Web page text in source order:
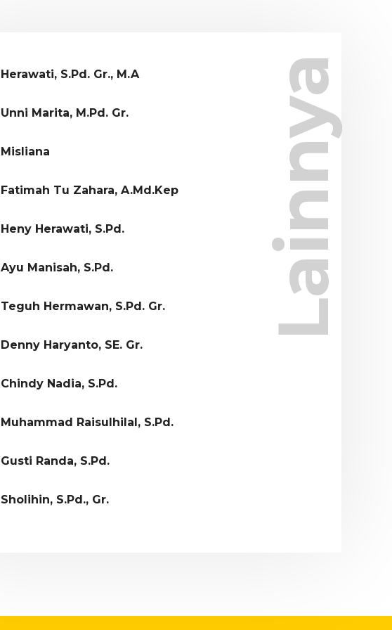
Lainnya
Herawati, S.Pd. Gr., M.A
Unni Marita, M.Pd. Gr.
Misliana
Fatimah Tu Zahara, A.Md.Kep
Heny Herawati, S.Pd.
Ayu Manisah, S.Pd.
Teguh Hermawan, S.Pd. Gr.
Denny Haryanto, SE. Gr.
Chindy Nadia, S.Pd.
Muhammad Raisulhilal, S.Pd.
Gusti Randa, S.Pd.
Sholihin, S.Pd., Gr.